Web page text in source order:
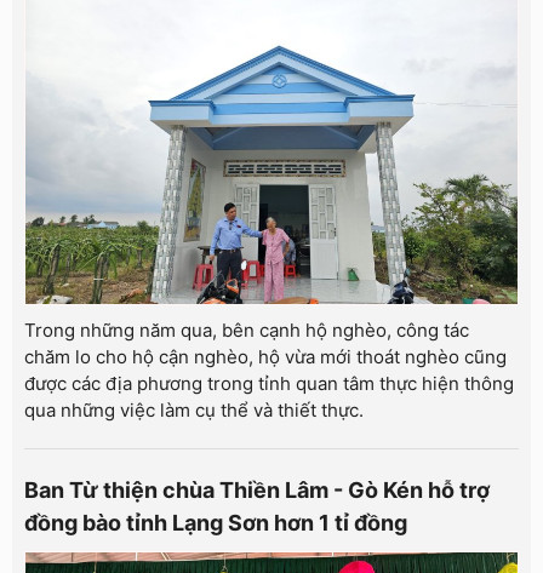
Trong những năm qua, bên cạnh hộ nghèo, công tác
chăm lo cho hộ cận nghèo, hộ vừa mới thoát nghèo cũng
được các địa phương trong tỉnh quan tâm thực hiện thông
qua những việc làm cụ thể và thiết thực.
Ban Từ thiện chùa Thiền Lâm - Gò Kén hỗ trợ
đồng bào tỉnh Lạng Sơn hơn 1 tỉ đồng